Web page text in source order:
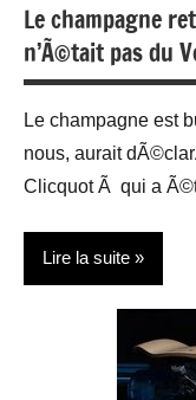
Le champagne
n’Ã©tait pas du
Le champagne est
nous, aurait
Clicquot Ã qui a
Lire la suite
Gastronomie